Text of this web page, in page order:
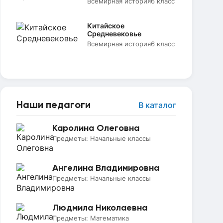
Китайское
Средневековье
Всемирная история6 класс
Наши педагоги В каталог
Каролина Олеговна
Предметы: Начальные классы
Ангелина Владимировна
Предметы: Начальные классы
Людмила Николаевна
Предметы: Математика